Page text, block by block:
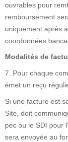
ouvrables pour
remboursement
uniquement après
coordonnées
Modalités de
7. Pour chaque
émet un reçu
Si une facture est
Site, doit
pec ou le SDI pour
sera envoyée au